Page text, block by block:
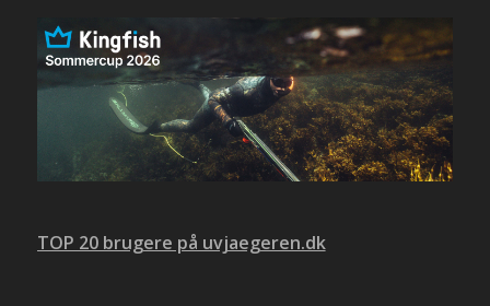
TOP 20 brugere på uvjaegeren.dk